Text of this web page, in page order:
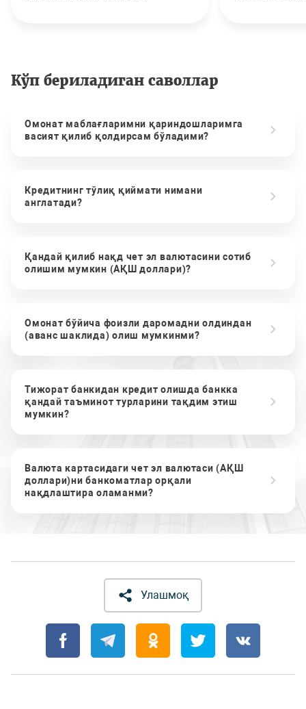
Кўп бериладиган саволлар
Омонат маблағларимни қариндошларимга
васият қилиб қолдирсам бўладими?
Кредитнинг тўлиқ қиймати нимани
англатади?
Қандай қилиб нақд чет эл валютасини сотиб
олишим мумкин (АҚШ доллари)?
Омонат бўйича фоизли даромадни олдиндан
(аванс шаклида) олиш мумкинми?
Тижорат банкидан кредит олишда банкка
қандай таъминот турларини тақдим этиш
мумкин?
Валюта картасидаги чет эл валютаси (АҚШ
доллари)ни банкоматлар орқали
нақдлаштира оламанми?
Улашмоқ